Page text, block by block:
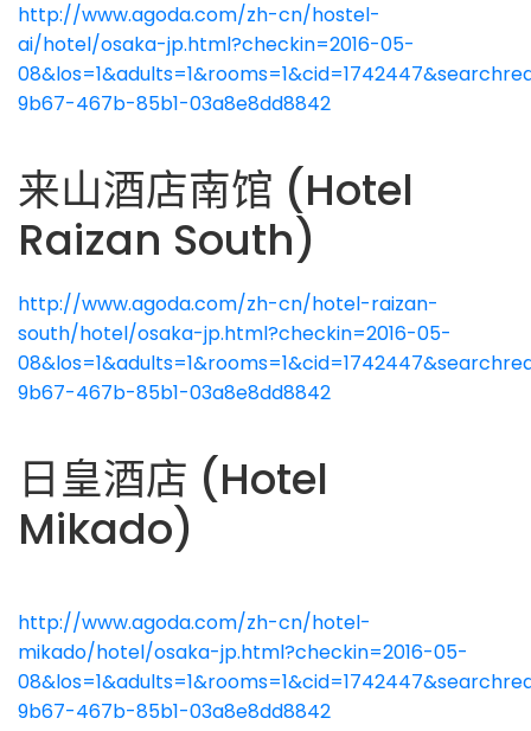
http://www.agoda.com/zh-cn/hostel-
ai/hotel/osaka-jp.html?checkin=2016-05-
9b67-467b-85b1-03a8e8dd8842
来山酒店南馆 (Hotel
Raizan South)
http://www.agoda.com/zh-cn/hotel-raizan-
south/hotel/osaka-jp.html?checkin=2016-05-
9b67-467b-85b1-03a8e8dd8842
日皇酒店 (Hotel
Mikado)
http://www.agoda.com/zh-cn/hotel-
mikado/hotel/osaka-jp.html?checkin=2016-05-
9b67-467b-85b1-03a8e8dd8842